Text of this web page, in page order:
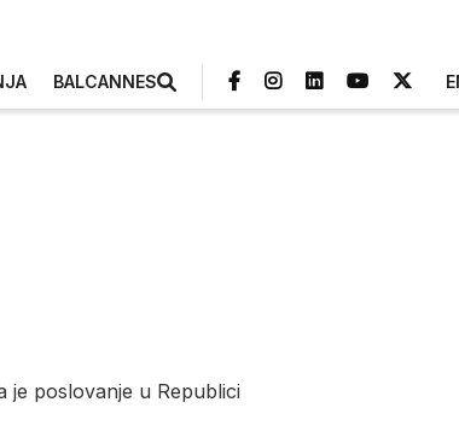
BALCANNES
je poslovanje u Republici